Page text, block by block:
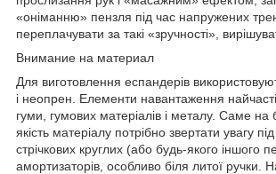
«оніманню» пензля під час напружених
переплачувати за такі «зручності»,
Внимание на материал
Для виготовлення еспандерів
і неопрен. Елементи навантаження
гуми, гумових матеріалів і металу. Саме на
якість матеріалу потрібно звертати увагу
стрічкових круглих (або будь-якого іншого
амортизаторів, особливо біля литої ручки.